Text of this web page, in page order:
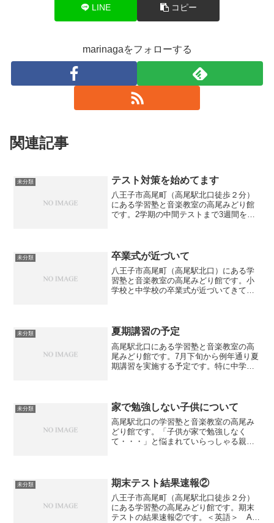
LINE コピー
marinagaをフォローする
関連記事
未分類 テスト対策を始めてます
八王子市高尾町（高尾駅北口徒歩２分）
にある学習塾と音楽教室の高尾みどり館
です。2学期の中間テストまで3週間を切
はテスト前だけやるので...
未分類 卒業式が近づいて
八王子市高尾町（高尾駅北口）にある学
習塾と音楽教室の高尾みどり館です。小
学校と中学校の卒業式が近づいてきてい
入り混じっているようです...
未分類 夏期講習の予定
高尾駅北口にある学習塾と音楽教室の高
尾みどり館です。7月下旬から例年通り夏
期講習を実施する予定です。特に中学１
学校とは違って明らかに...
未分類 家で勉強しない子供について
高尾駅北口の学習塾と音楽教室の高尾み
どり館です。「子供が家で勉強しなく
て・・・」と悩まれていらっしゃる親御
ない●授業について行けず...
未分類 期末テスト結果速報②
八王子市高尾町（高尾駅北口徒歩２分）
にある学習塾の高尾みどり館です。期末
テストの結果速報②です。＜英語＞ Aさ